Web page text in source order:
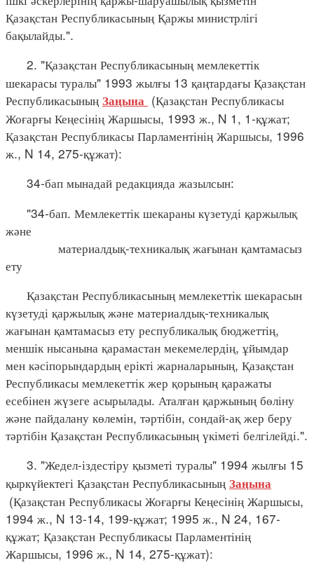
Қазақстан Республикасының Қаржы министрлігі
бақылайды.".
2. "Қазақстан Республикасының мемлекеттік
шекарасы туралы" 1993 жылғы 13 қаңтардағы Қазақстан
Республикасының Заңына (Қазақстан Республикасы
Жоғарғы Кеңесінің Жаршысы, 1993 ж., N 1, 1-құжат;
Қазақстан Республикасы Парламентінің Жаршысы, 1996
ж., N 14, 275-құжат):
34-бап мынадай редакцияда жазылсын:
"34-бап. Мемлекеттік шекараны күзетуді қаржылық
және
материалдық-техникалық жағынан қамтамасыз
ету
Қазақстан Республикасының мемлекеттік шекарасын
күзетуді қаржылық және материалдық-техникалық
жағынан қамтамасыз ету республикалық бюджеттің,
меншік нысанына қарамастан мекемелердің, ұйымдар
мен кәсіпорындардың ерікті жарналарының, Қазақстан
Республикасы мемлекеттік жер қорының қаражаты
есебінен жүзеге асырылады. Аталған қаржының бөліну
және пайдалану көлемін, тәртібін, сондай-ақ жер беру
тәртібін Қазақстан Республикасының үкіметі белгілейді.".
3. "Жедел-іздестіру қызметі туралы" 1994 жылғы 15
қыркүйектегі Қазақстан Республикасының Заңына
(Қазақстан Республикасы Жоғарғы Кеңесінің Жаршысы,
1994 ж., N 13-14, 199-құжат; 1995 ж., N 24, 167-
құжат; Қазақстан Республикасы Парламентінің
Жаршысы, 1996 ж., N 14, 275-құжат):